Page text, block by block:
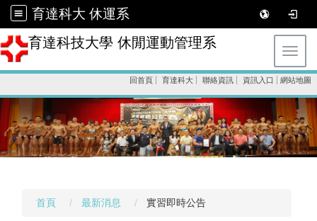
育達科大 休運系
育達科技大學 休閒運動管理系
回首頁 育達科大 聯絡資訊 資訊入口 網站地圖
首頁 最新消息 實習即時公告